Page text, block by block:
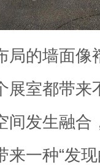
局的墙面像
展室都带来
间发生融合
一种“发